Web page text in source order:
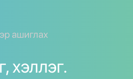
ашиглах
хэллэг.